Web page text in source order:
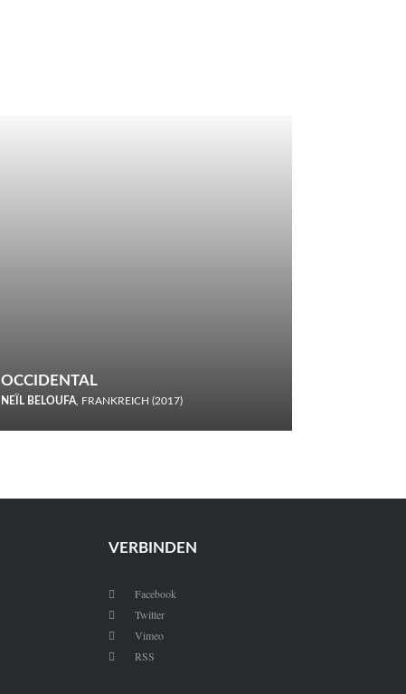
OCCIDENTAL
NEÏL BELOUFA, FRANKREICH (2017)
VERBINDEN
 Facebook
 Twitter
 Vimeo
 RSS